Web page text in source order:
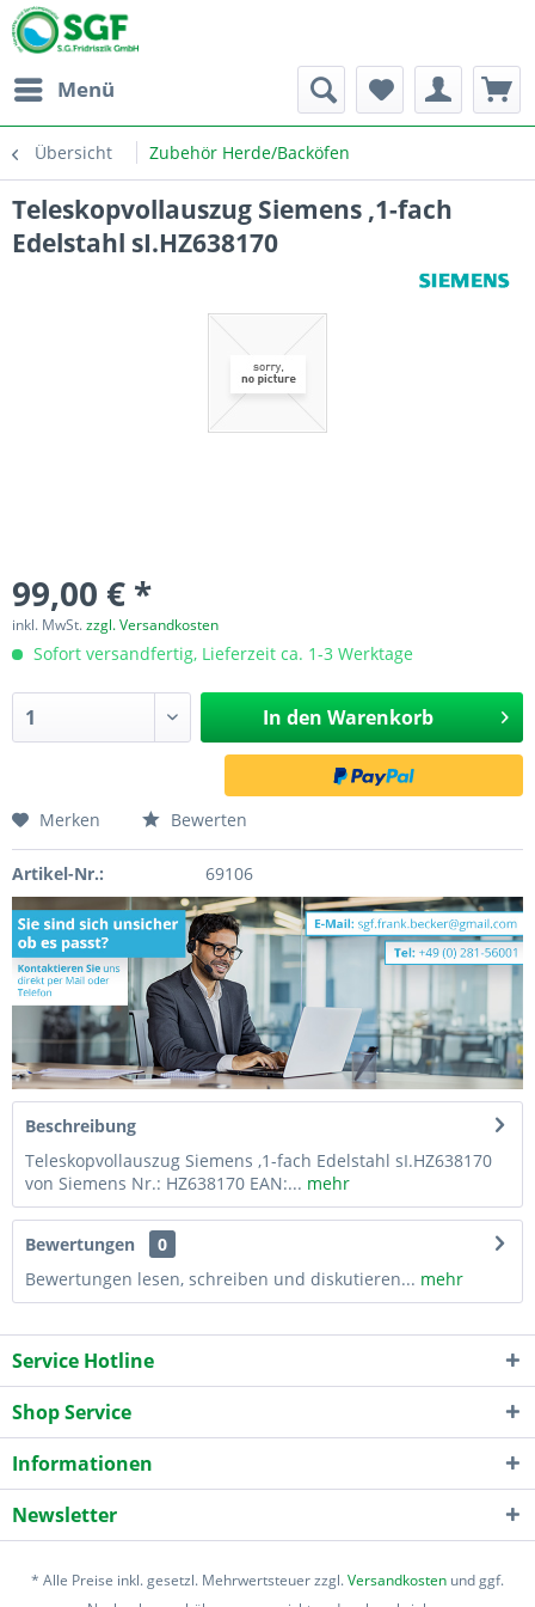
Menü
Übersicht Zubehör Herde/Backöfen
Teleskopvollauszug Siemens ,1-fach
Edelstahl sI.HZ638170
99,00 € *
inkl. MwSt.zzgl. Versandkosten
Sofort versandfertig, Lieferzeit ca. 1-3 Werktage
In den Warenkorb
Merken Bewerten
Artikel-Nr.: 69106
Beschreibung
Teleskopvollauszug Siemens ,1-fach Edelstahl sI.HZ638170
von Siemens Nr.: HZ638170 EAN:... mehr
Bewertungen
0
Bewertungen lesen, schreiben und diskutieren... mehr
Service Hotline
Shop Service
Informationen
Newsletter
* Alle Preise inkl. gesetzl. Mehrwertsteuer zzgl.Versandkosten und ggf.